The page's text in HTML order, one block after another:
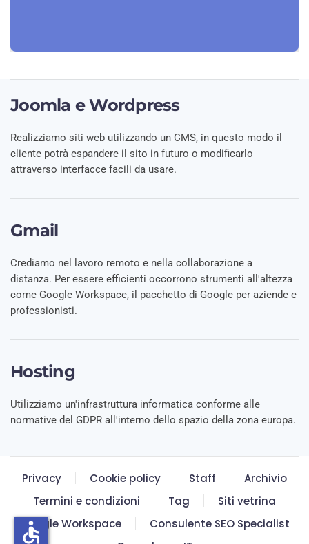
Joomla e Wordpress
Realizziamo siti web utilizzando un CMS, in questo modo il
cliente potrà espandere il sito in futuro o modificarlo
attraverso interfacce facili da usare.
Gmail
Crediamo nel lavoro remoto e nella collaborazione a
distanza. Per essere efficienti occorrono strumenti all'altezza
come Google Workspace, il pacchetto di Google per aziende e
professionisti.
Hosting
Utilizziamo un'infrastruttura informatica conforme alle
normative del GDPR all'interno dello spazio della zona europa.
Privacy Cookie policy Staff
Archivio
Termini e condizioni
Tag
Siti vetrina
Google Workspace
Consulente SEO Specialist
accessible